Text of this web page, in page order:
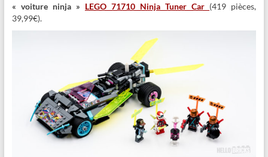
« voiture ninja » LEGO 71710 Ninja Tuner Car (419 pièces,
39,99€).